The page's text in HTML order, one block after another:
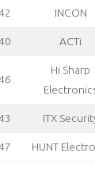
INCON
ACTi
Hi Sharp
ITX
HUNT